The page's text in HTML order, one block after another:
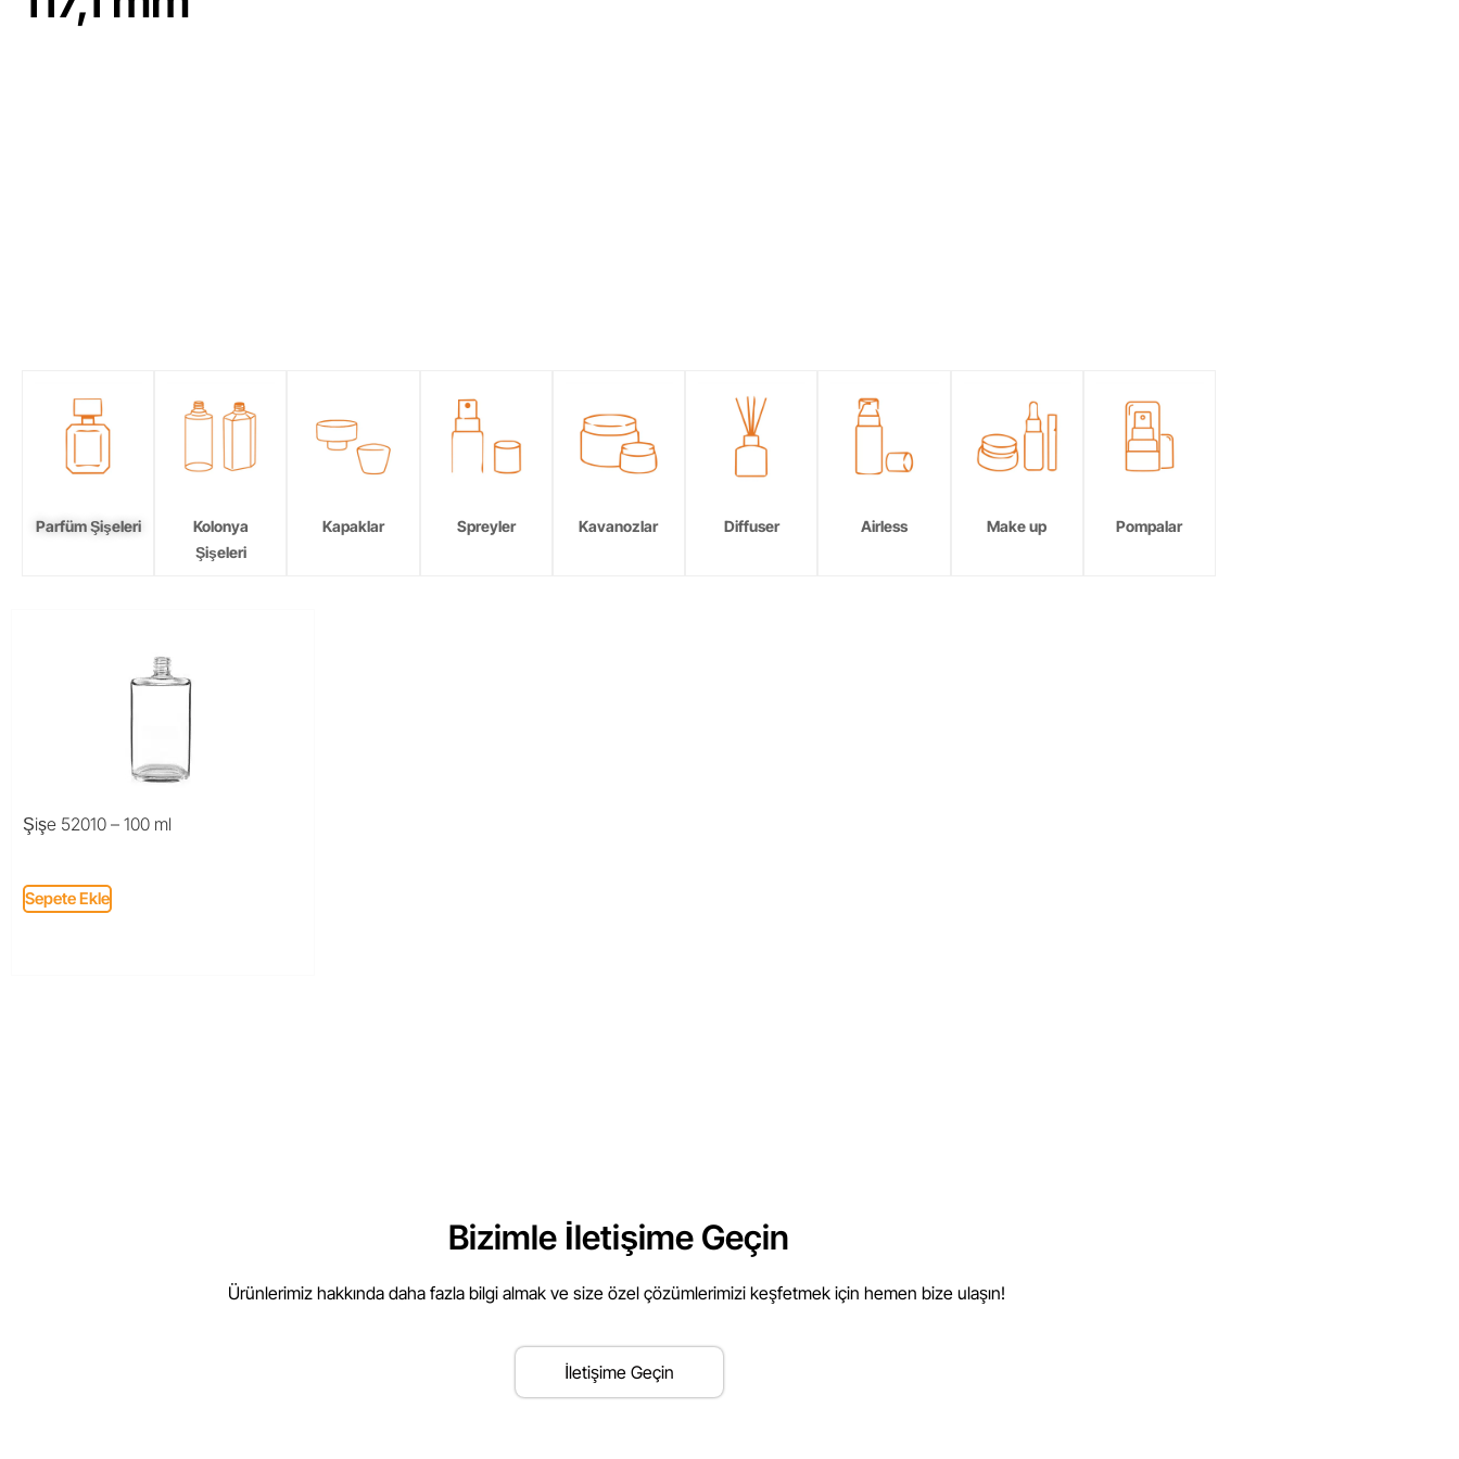
Parfüm Şişeleri
Kolonya
Şişeleri
Kapaklar Spreyler Kavanozlar Diffuser Airless Make up Pompalar
Şişe 52010 – 100 ml
Sepete Ekle
Bizimle İletişime Geçin
Ürünlerimiz hakkında daha fazla bilgi almak ve size özel çözümlerimizi keşfetmek için hemen bize ulaşın!
İletişime Geçin